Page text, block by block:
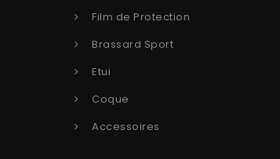
Film de Protection
Brassard Sport
Etui
Coque
Accessoires